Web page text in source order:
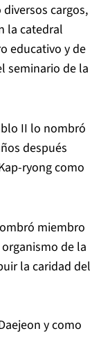
cargos,
la catedral
educativo y de
seminario de la
II lo nombró
después
ryong como
miembro
de la
la caridad del
y como